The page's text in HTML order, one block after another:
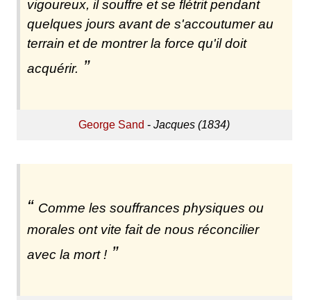
vigoureux, il souffre et se flétrit pendant
quelques jours avant de s'accoutumer au
terrain et de montrer la force qu'il doit
acquérir.
George Sand -Jacques (1834)
Comme les souffrances physiques ou
morales ont vite fait de nous réconcilier
avec la mort !